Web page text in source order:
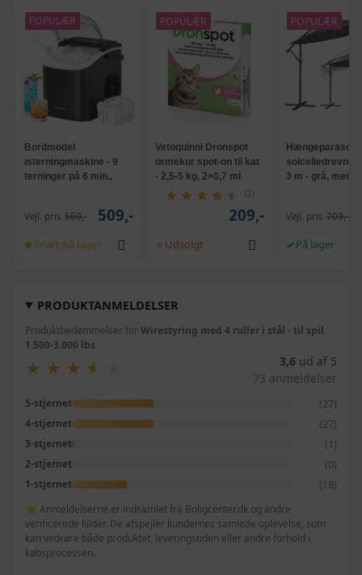
PRODUKTANMELDELSER
Produktbedømmelser forWirestyring med 4 ruller i stål - til spil
1.500-3.000 lbs
★
★ ★
★ ★
★ ★
★ 3,6 ud af 5
73 anmeldelser
5-stjernet (27)
4-stjernet (27)
3-stjernet (1)
2-stjernet (0)
1-stjernet (18)
⭐ Anmeldelserne er indsamlet fra Boligcenter.dk og andre
verificerede kilder. De afspejler kundernes samlede oplevelse, som
kan vedrøre både produktet, leveringstiden eller andre forhold i
købsprocessen.
POPULÆR
Bordmodel
isterningmaskine - 9
terninger på 6 min.,
Vejl. pris 569,- 509,-
Snart på lager
POPULÆR
Vetoquinol Dronspot
ormekur spot-on til kat
- 2,5-5 kg, 2×0,7 ml
(2)
209,-
Udsolgt
POPULÆR
Hængeparasols
solcelledrevne
3 m - grå, med
Vejl. pris 709,-
På lager